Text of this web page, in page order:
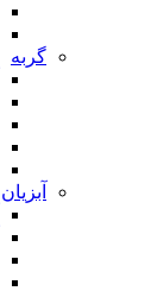
گربه
آبزیان